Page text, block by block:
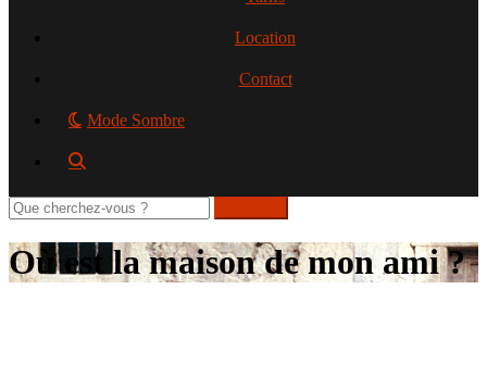
Location
Contact
Mode Sombre
Rechercher
sur
le
site
Où est la maison de mon ami ?